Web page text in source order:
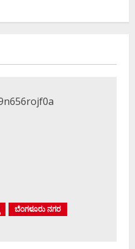
ಬೆಂಗಳೂರು ನಗರ